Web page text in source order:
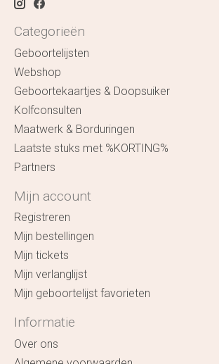
Categorieën
Geboortelijsten
Webshop
Geboortekaartjes & Doopsuiker
Kolfconsulten
Maatwerk & Borduringen
Laatste stuks met %KORTING%
Partners
Mijn account
Registreren
Mijn bestellingen
Mijn tickets
Mijn verlanglijst
Mijn geboortelijst favorieten
Informatie
Over ons